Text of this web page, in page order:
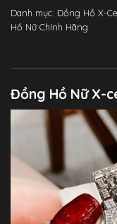
Danh mục: Đồng Hồ X-
Hồ Nữ Chính Hãng
Đồng Hồ Nữ X-